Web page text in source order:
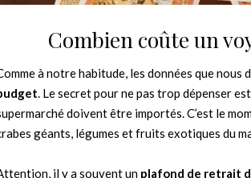
Combien coûte un
à notre habitude, les données que
. Le secret pour ne pas trop dépenser
doivent être importés. C’est le
géants, légumes et fruits exotiques du
il y a souvent un plafond de retrait